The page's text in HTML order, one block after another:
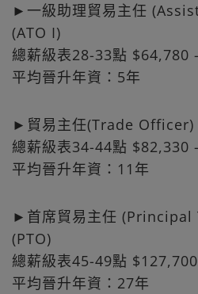
►一級助理貿易主任
(ATO I)
總薪級表28-33點 $64,780
平均晉升年資：5年
►貿易主任(Trade Officer)
總薪級表34-44點 $82,330
平均晉升年資：11年
►首席貿易主任
(PTO)
總薪級表45-49點
平均晉升年資：27年